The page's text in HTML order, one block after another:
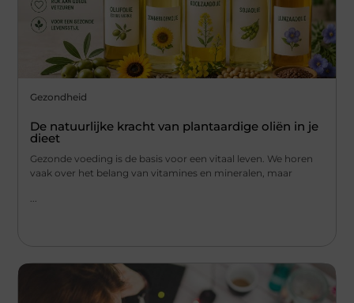
Gezondheid
De natuurlijke kracht van plantaardige oliën in je
dieet
Gezonde voeding is de basis voor een vitaal leven. We horen
vaak over het belang van vitamines en mineralen, maar
...